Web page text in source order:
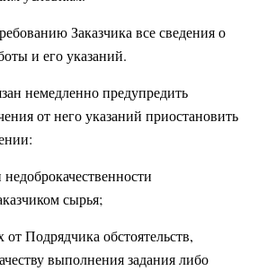
Заказчика все сведения о
и его указаний.
немедленно предупредить
от него указаний приостановить
сырья;
Подрядчика обстоятельств,
выполнения задания либо